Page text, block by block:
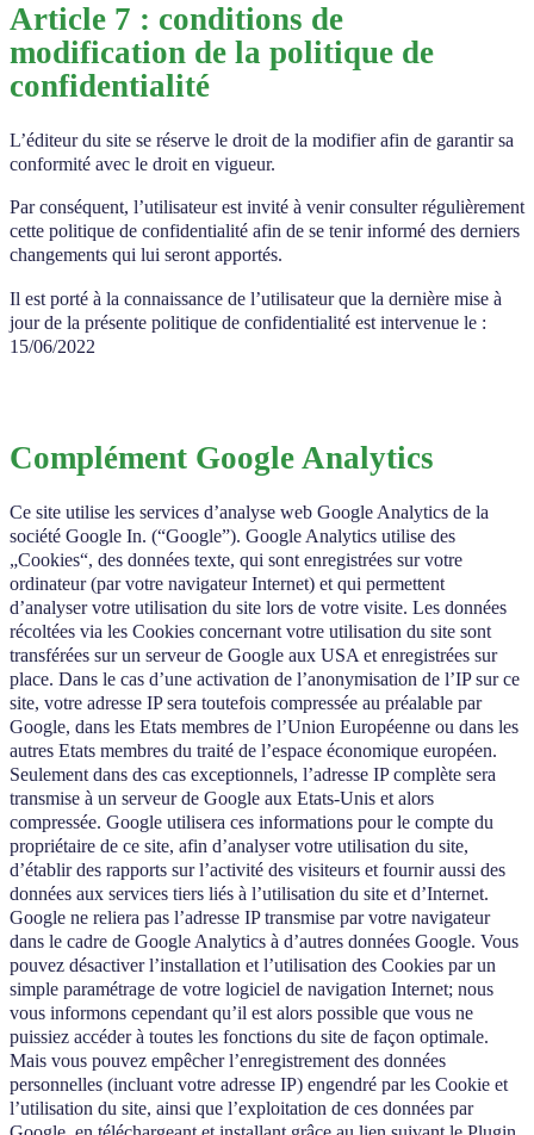
Article 7 : conditions de
modification de la politique de
confidentialité
L’éditeur du site se réserve le droit de la modifier afin de garantir sa
conformité avec le droit en vigueur.
Par conséquent, l’utilisateur est invité à venir consulter régulièrement
cette politique de confidentialité afin de se tenir informé des derniers
changements qui lui seront apportés.
Il est porté à la connaissance de l’utilisateur que la dernière mise à
jour de la présente politique de confidentialité est intervenue le :
15/06/2022
Complément Google Analytics
Ce site utilise les services d’analyse web Google Analytics de la
société Google In. (“Google”). Google Analytics utilise des
„Cookies“, des données texte, qui sont enregistrées sur votre
ordinateur (par votre navigateur Internet) et qui permettent
d’analyser votre utilisation du site lors de votre visite. Les données
récoltées via les Cookies concernant votre utilisation du site sont
transférées sur un serveur de Google aux USA et enregistrées sur
place. Dans le cas d’une activation de l’anonymisation de l’IP sur ce
site, votre adresse IP sera toutefois compressée au préalable par
Google, dans les Etats membres de l’Union Européenne ou dans les
autres Etats membres du traité de l’espace économique européen.
Seulement dans des cas exceptionnels, l’adresse IP complète sera
transmise à un serveur de Google aux Etats-Unis et alors
compressée. Google utilisera ces informations pour le compte du
propriétaire de ce site, afin d’analyser votre utilisation du site,
d’établir des rapports sur l’activité des visiteurs et fournir aussi des
données aux services tiers liés à l’utilisation du site et d’Internet.
Google ne reliera pas l’adresse IP transmise par votre navigateur
dans le cadre de Google Analytics à d’autres données Google. Vous
pouvez désactiver l’installation et l’utilisation des Cookies par un
simple paramétrage de votre logiciel de navigation Internet; nous
vous informons cependant qu’il est alors possible que vous ne
puissiez accéder à toutes les fonctions du site de façon optimale.
Mais vous pouvez empêcher l’enregistrement des données
personnelles (incluant votre adresse IP) engendré par les Cookie et
l’utilisation du site, ainsi que l’exploitation de ces données par